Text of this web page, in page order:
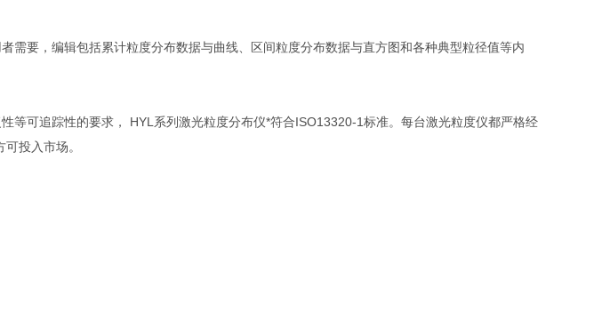
需要，编辑包括累计粒度分布数据与曲线、区间粒度分布数据与直方图和各种典型粒径值等内
等可追踪性的要求， HYL系列激光粒度分布仪*符合ISO13320-1标准。每台激光粒度仪都严格经
投入市场。